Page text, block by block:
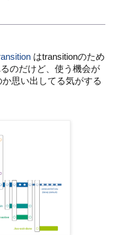
はtransitionのため
のだけど、使う機会が
思い出してる気がする